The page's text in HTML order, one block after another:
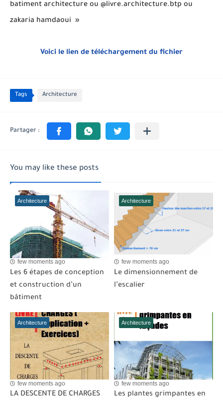
batiment architecture ou @livre.architecture.btp ou
zakaria hamdaoui »
Voici le lien de téléchargement du fichier
Tags Architecture
You may like these posts
Architecture
few moments ago
Les 6 étapes de conception
et construction d’un
bâtiment
Architecture
few moments ago
Le dimensionnement de
l’escalier
Architecture
few moments ago
LA DESCENTE DE CHARGES
Architecture
few moments ago
Les plantes grimpantes en